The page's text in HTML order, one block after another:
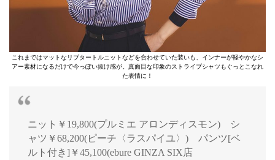
これまではマットなリブタートルニットなどを合わせていた装いも、インナーが軽やかなシ
アー素材になるだけで今っぽい抜け感が。真面目な印象のストライプシャツもぐっとこなれ
た表情に！
ニット￥19,800(プルミエ アロンディスモン) シ
ャツ￥68,200(ピーチ〈ラスパイユ〉) パンツ[ベ
ルト付き]￥45,100(ebure GINZA SIX店